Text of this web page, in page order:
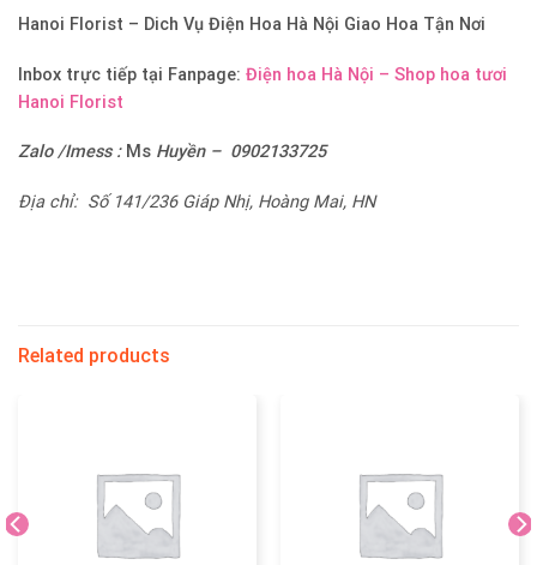
Hanoi Florist – Dich Vụ Điện Hoa Hà Nội Giao Hoa Tận Nơi
Inbox trực tiếp tại Fanpage: Điện hoa Hà Nội – Shop hoa tươi
Hanoi Florist
Zalo /Imess : Ms Huyền – 0902133725
Địa chỉ: Số 141/236 Giáp Nhị, Hoàng Mai, HN
Related products